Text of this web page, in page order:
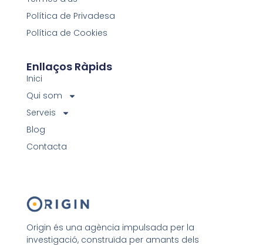
Origin és una agència impulsada per la
investigació, construïda per amants dels
Política de Privadesa
Política de Cookies
Enllaços Ràpids
Inici
Qui som
Serveis
Blog
Contacta